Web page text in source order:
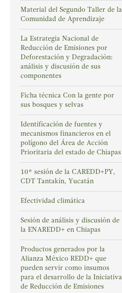
Material del Segundo Taller de la
Comunidad de Aprendizaje
La Estrategia Nacional de
Reducción de Emisiones por
Deforestación y Degradación:
análisis y discusión de sus
componentes
Ficha técnica Con la gente por
sus bosques y selvas
Identificación de fuentes y
mecanismos financieros en el
polígono del Área de Acción
Prioritaria del estado de Chiapas
10° sesión de la CAREDD+PY,
CDT Tantakín, Yucatán
Efectividad climática
Sesión de análisis y discusión de
la ENAREDD+ en Chiapas
Productos generados por la
Alianza México REDD+ que
pueden servir como insumos
para el desarrollo de la Iniciativa
de Reducción de Emisiones